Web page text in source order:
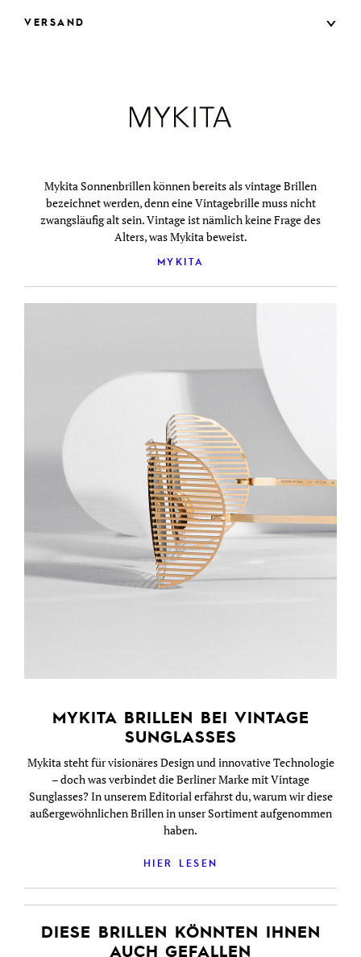
VERSAND
Mykita Sonnenbrillen können bereits als vintage Brillen
bezeichnet werden, denn eine Vintagebrille muss nicht
zwangsläufig alt sein. Vintage ist nämlich keine Frage des
Alters, was Mykita beweist.
MYKITA
MYKITA BRILLEN BEI VINTAGE
SUNGLASSES
Mykita steht für visionäres Design und innovative Technologie
– doch was verbindet die Berliner Marke mit Vintage
Sunglasses? In unserem Editorial erfährst du, warum wir diese
außergewöhnlichen Brillen in unser Sortiment aufgenommen
haben.
HIER LESEN
DIESE BRILLEN KÖNNTEN IHNEN
AUCH GEFALLEN